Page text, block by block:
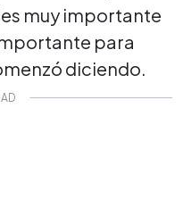
muy importante
para
diciendo.